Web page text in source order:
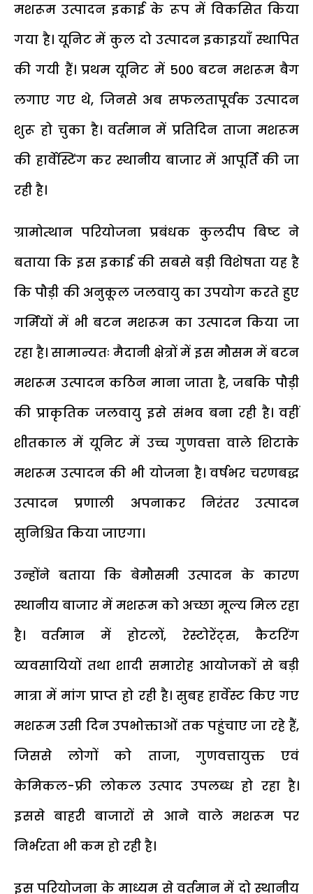
मशरूम उत्पादन इकाई के रूप में विकसित किया
गया है। यूनिट में कुल दो उत्पादन इकाइयाँ स्थापित
की गयी हैं। प्रथम यूनिट में 500 बटन मशरूम बैग
लगाए गए थे, जिनसे अब सफलतापूर्वक उत्पादन
शुरू हो चुका है। वर्तमान में प्रतिदिन ताजा मशरूम
की हार्वेस्टिंग कर स्थानीय बाजार में आपूर्ति की जा
रही है।
ग्रामोत्थान परियोजना प्रबंधक कुलदीप बिष्ट ने
बताया कि इस इकाई की सबसे बड़ी विशेषता यह है
कि पौड़ी की अनुकूल जलवायु का उपयोग करते हुए
गर्मियों में भी बटन मशरूम का उत्पादन किया जा
रहा है। सामान्यतः मैदानी क्षेत्रों में इस मौसम में बटन
मशरूम उत्पादन कठिन माना जाता है, जबकि पौड़ी
की प्राकृतिक जलवायु इसे संभव बना रही है। वहीं
शीतकाल में यूनिट में उच्च गुणवत्ता वाले शिटाके
मशरूम उत्पादन की भी योजना है। वर्षभर चरणबद्ध
उत्पादन प्रणाली अपनाकर निरंतर उत्पादन
सुनिश्चित किया जाएगा।
उन्होंने बताया कि बेमौसमी उत्पादन के कारण
स्थानीय बाजार में मशरूम को अच्छा मूल्य मिल रहा
है। वर्तमान में होटलों, रेस्टोरेंट्स, कैटरिंग
व्यवसायियों तथा शादी समारोह आयोजकों से बड़ी
मात्रा में मांग प्राप्त हो रही है। सुबह हार्वेस्ट किए गए
मशरूम उसी दिन उपभोक्ताओं तक पहुंचाए जा रहे हैं,
जिससे लोगों को ताजा, गुणवत्तायुक्त एवं
केमिकल-फ्री लोकल उत्पाद उपलब्ध हो रहा है।
इससे बाहरी बाजारों से आने वाले मशरूम पर
निर्भरता भी कम हो रही है।
इस परियोजना के माध्यम से वर्तमान में दो स्थानीय